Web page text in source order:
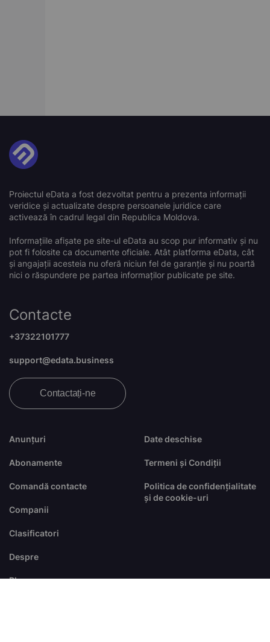
Proiectul eData a fost dezvoltat pentru a prezenta informații
veridice și actualizate despre persoanele juridice care
activează în cadrul legal din Republica Moldova.
Informațiile afișate pe site-ul eData au scop pur informativ și nu
pot fi folosite ca documente oficiale. Atât platforma eData, cât
și angajații acesteia nu oferă niciun fel de garanție și nu poartă
nici o răspundere pe partea informaților publicate pe site.
Anunțuri
Abonamente
Comandă contacte
Companii
Clasificatori
Despre
Blog
Date deschise
Termeni și Condiții
Politica de confidențialitate
și de cookie-uri
Contacte
+37322101777
support@edata.business
Contactați-ne